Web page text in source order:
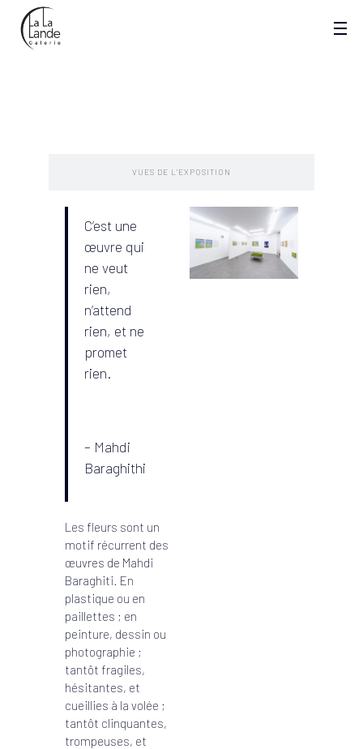
VUES DE L'EXPOSITION
C’est une
œuvre qui
ne veut
rien,
n’attend
rien, et ne
promet
rien.
– Mahdi
Baraghithi
Les fleurs sont un
motif récurrent des
œuvres de Mahdi
Baraghiti. En
plastique ou en
paillettes ; en
peinture, dessin ou
photographie ;
tantôt fragiles,
hésitantes, et
cueillies à la volée ;
tantôt clinquantes,
trompeuses, et